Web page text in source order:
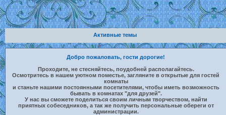
Активные темы
Добро пожаловать, гости дорогие!
Проходите, не стесняйтесь, поудобней располагайтесь.
Осмотритесь в нашем уютном поместье, загляните в открытые для гостей
комнаты
и станьте нашими постоянными посетителями, чтобы иметь возможность
бывать в комнатах "для друзей".
У нас вы сможете поделиться своим личным творчеством, найти
приятных собеседников, а так же получить персональные обереги от
администрации.